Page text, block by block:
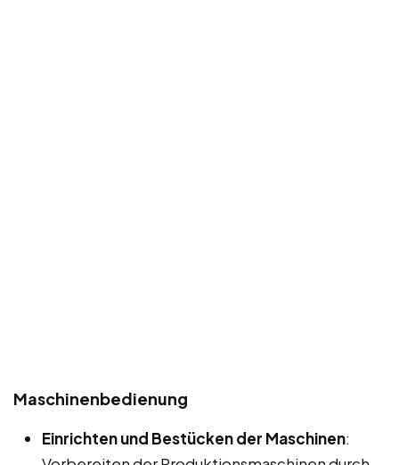
Maschinenbedienung
Einrichten und Bestücken der Maschinen: